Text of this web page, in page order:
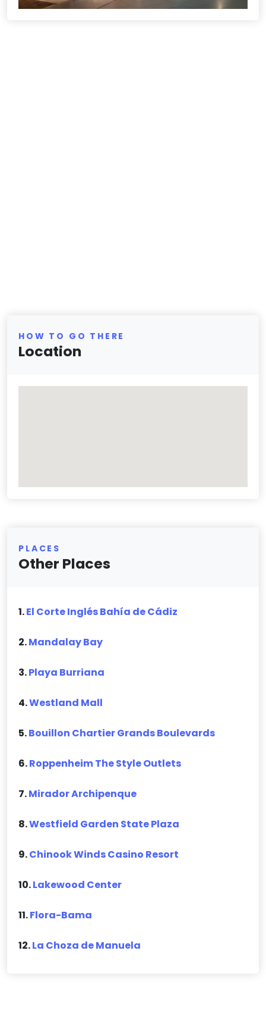
HOW TO GO THERE
Location
PLACES
Other Places
1.El Corte Inglés Bahía de Cádiz
2.Mandalay Bay
3.Playa Burriana
4.Westland Mall
5.Bouillon Chartier Grands Boulevards
6.Roppenheim The Style Outlets
7.Mirador Archipenque
8.Westfield Garden State Plaza
9.Chinook Winds Casino Resort
10.Lakewood Center
11.Flora-Bama
12.La Choza de Manuela